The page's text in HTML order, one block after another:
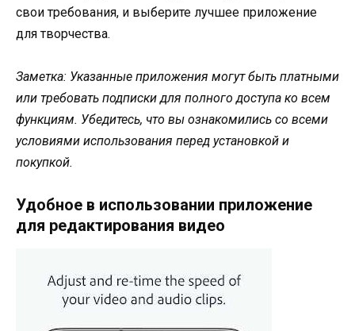
свои требования, и выберите лучшее приложение
для творчества.
Заметка: Указанные приложения могут быть платными
или требовать подписки для полного доступа ко всем
функциям. Убедитесь, что вы ознакомились со всеми
условиями использования перед установкой и
покупкой.
Удобное в использовании приложение
для редактирования видео